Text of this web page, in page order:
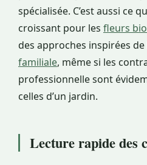
spécialisée. C’est aussi ce
croissant pour les fleurs
des approches inspirées de
familiale, même si les
professionnelle sont
celles d’un jardin.
Lecture rapide des